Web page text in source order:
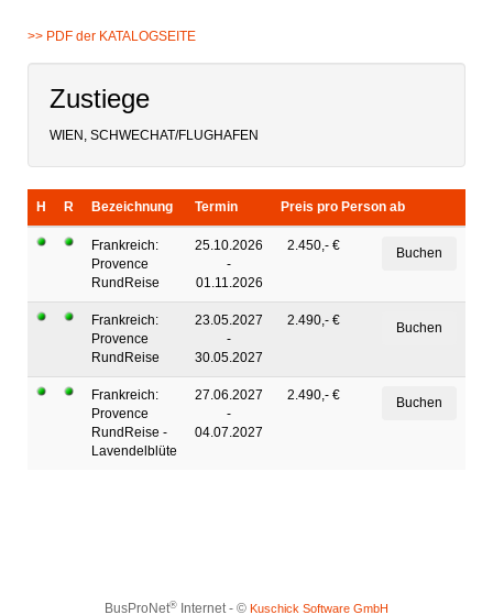
>> PDF der KATALOGSEITE
Zustiege
WIEN, SCHWECHAT/FLUGHAFEN
H R Bezeichnung Termin Preis pro Person ab
Frankreich:
Provence
RundReise
25.10.2026
-
01.11.2026
2.450,- €
Frankreich:
Provence
RundReise
23.05.2027
-
30.05.2027
2.490,- €
Frankreich:
Provence
RundReise -
Lavendelblüte
27.06.2027
-
04.07.2027
2.490,- €
BusProNet® Internet - © Kuschick Software GmbH